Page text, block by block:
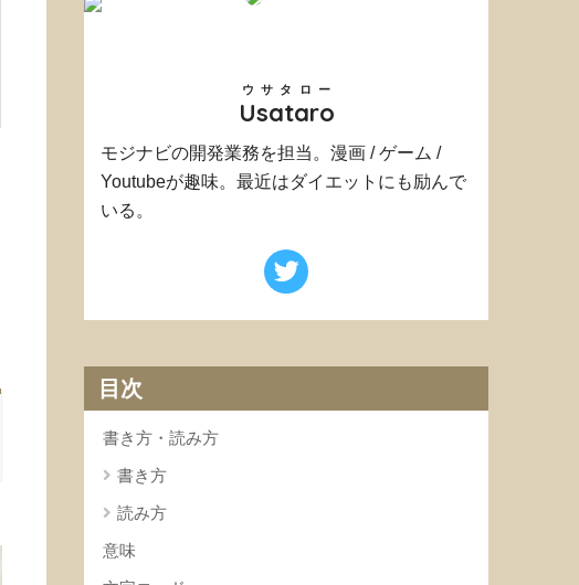
Usataro
ウサタロー
モジナビの開発業務を担当。漫画 / ゲーム /
Youtubeが趣味。最近はダイエットにも励んで
いる。
目次
書き方・読み方
書き方
読み方
意味